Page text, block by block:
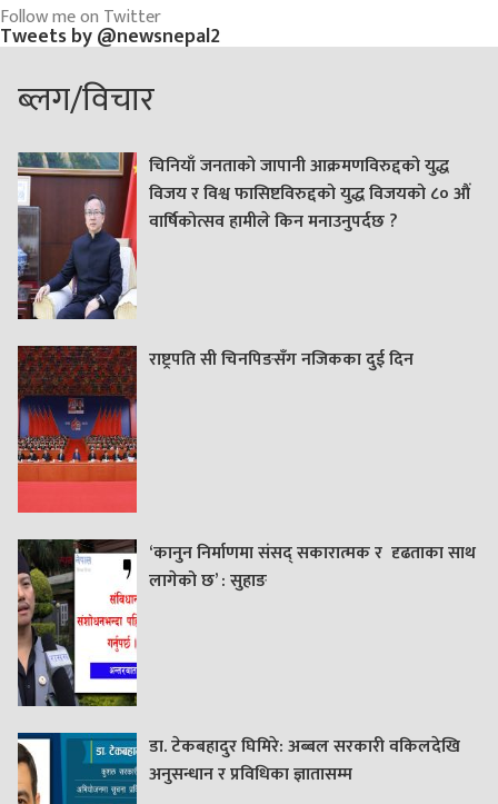
Follow me on Twitter
Tweets by @newsnepal2
ब्लग/विचार
चिनियाँ जनताको जापानी आक्रमणविरुद्दको युद्ध
विजय र विश्व फासिष्टविरुद्दको युद्ध विजयको ८० औं
वार्षिकोत्सव हामीले किन मनाउनुपर्दछ ?
राष्ट्रपति सी चिनपिङसँग नजिकका दुई दिन
‘कानुन निर्माणमा संसद् सकारात्मक र दृढताका साथ
लागेको छ’ : सुहाङ
डा. टेकबहादुर घिमिरे: अब्बल सरकारी वकिलदेखि
अनुसन्धान र प्रविधिका ज्ञातासम्म